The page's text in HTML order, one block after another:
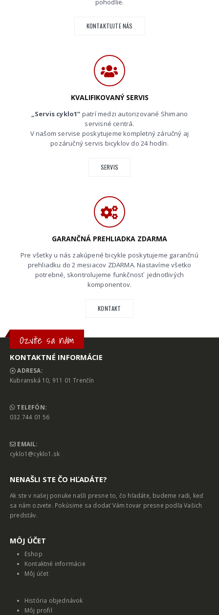
pohodlie.
KONTAKTUJTE NÁS
KVALIFIKOVANÝ SERVIS
„Servis cyklo1“ patrí medzi autorizované Shimano
servisné centrá.
V našom servise poskytujeme kompletný záručný aj
pozáručný servis bicyklov do 24 hodín.
SERVIS
GARANČNÁ PREHLIADKA ZDARMA
Pre všetky u nás zakúpené bicykle poskytujeme garančnú
prehliadku do 2 mesiacov ZDARMA. Nastavíme všetko
potrebné, skontrolujeme funkčnosť jednotlivých
komponentov.
KONTAKT
Ozvite sa nám
KONTAKTNÉ INFORMÁCIE
ADRESA:
Kubranská 10, 911 01 Trenčín
TELEFÓN:
032 744 01 56
EMAIL:
cyklo1@cyklo1.sk
NENAŠLI STE ČO HĽADÁTE?
Ak ste v našej ponuke našli presne to, čo hľadáte, budeme radi, keď
sa nám ozvete. Pokúsime sa dodať Vám tovar presne podľa Vašich
predstáv.
MȎJ ÚČET
Eshop
Kontaktné informácie
Môj účet
História objednávok
Môj profil